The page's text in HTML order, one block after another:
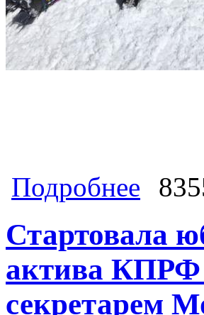
Подробнее о В честь
"хозяева"
Стартовала
актива КПРФ
секретарем